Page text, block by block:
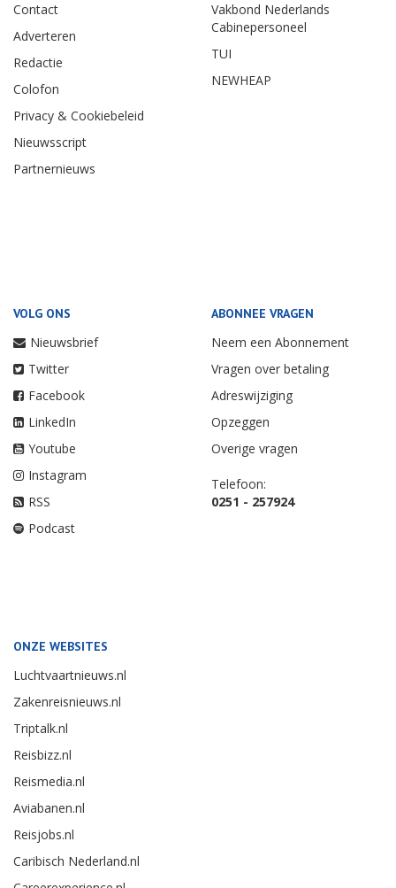
Contact
Adverteren
Redactie
Colofon
Privacy & Cookiebeleid
Nieuwsscript
Partnernieuws
Vakbond Nederlands
Cabinepersoneel
TUI
NEWHEAP
VOLG ONS
Nieuwsbrief
Twitter
Facebook
LinkedIn
Youtube
Instagram
RSS
Podcast
ABONNEE VRAGEN
Neem een Abonnement
Vragen over betaling
Adreswijziging
Opzeggen
Overige vragen
Telefoon:
0251 - 257924
ONZE WEBSITES
Luchtvaartnieuws.nl
Zakenreisnieuws.nl
Triptalk.nl
Reisbizz.nl
Reismedia.nl
Aviabanen.nl
Reisjobs.nl
Caribisch Nederland.nl